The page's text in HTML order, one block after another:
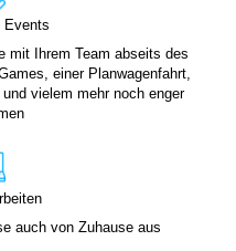
Events
mit Ihrem Team abseits des
einer Planwagenfahrt,
vielem mehr noch enger
auch von Zuhause aus